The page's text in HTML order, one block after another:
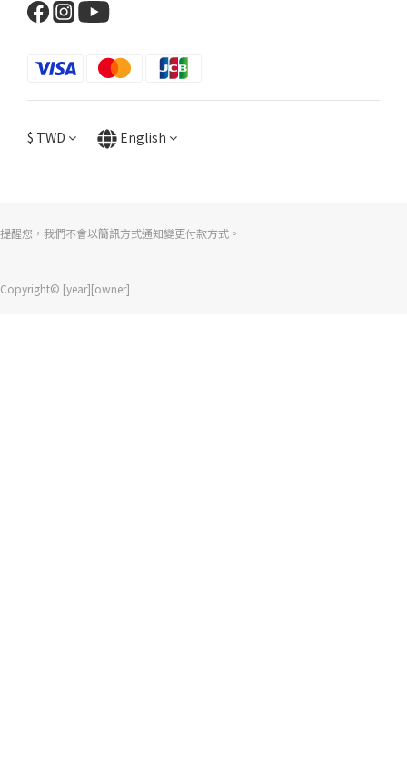
$ TWD English
提醒您，我們不會以簡訊方式通知變更付款方式。
Copyright© [year][owner]